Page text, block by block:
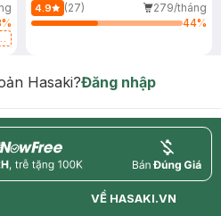
%
4.9 (27)
279/tháng
44%
Hasaki?Đăng nhập
price
VỀ HASAKI.VN